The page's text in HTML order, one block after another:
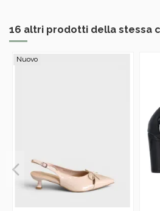
16 altri prodotti della stessa
Nuovo